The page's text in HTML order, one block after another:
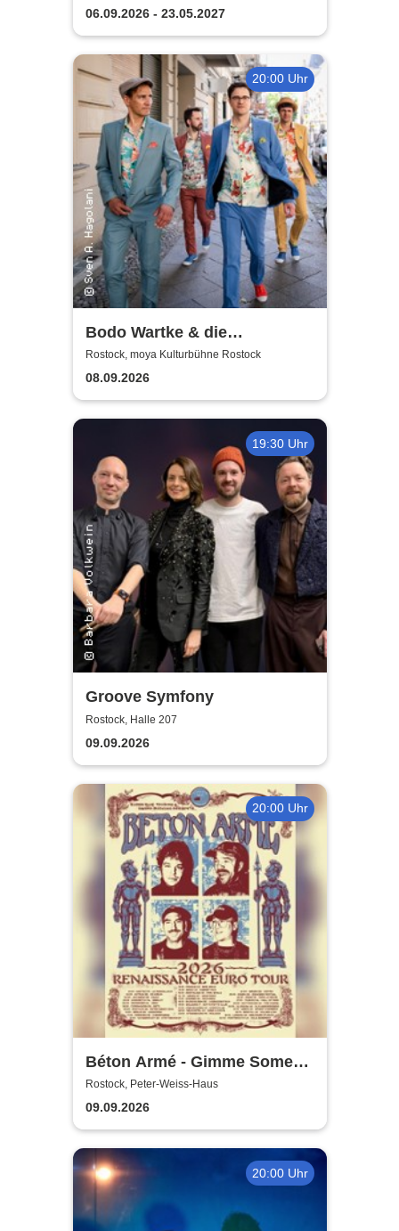
06.09.2026 - 23.05.2027
20:00 Uhr
Bodo Wartke & die
SchönenGutenA-Band - In
guter Begleitung
Rostock, moya Kulturbühne Rostock
08.09.2026
19:30 Uhr
Groove Symfony
Rostock, Halle 207
09.09.2026
20:00 Uhr
Béton Armé - Gimme Some
Action presents
Rostock, Peter-Weiss-Haus
09.09.2026
20:00 Uhr